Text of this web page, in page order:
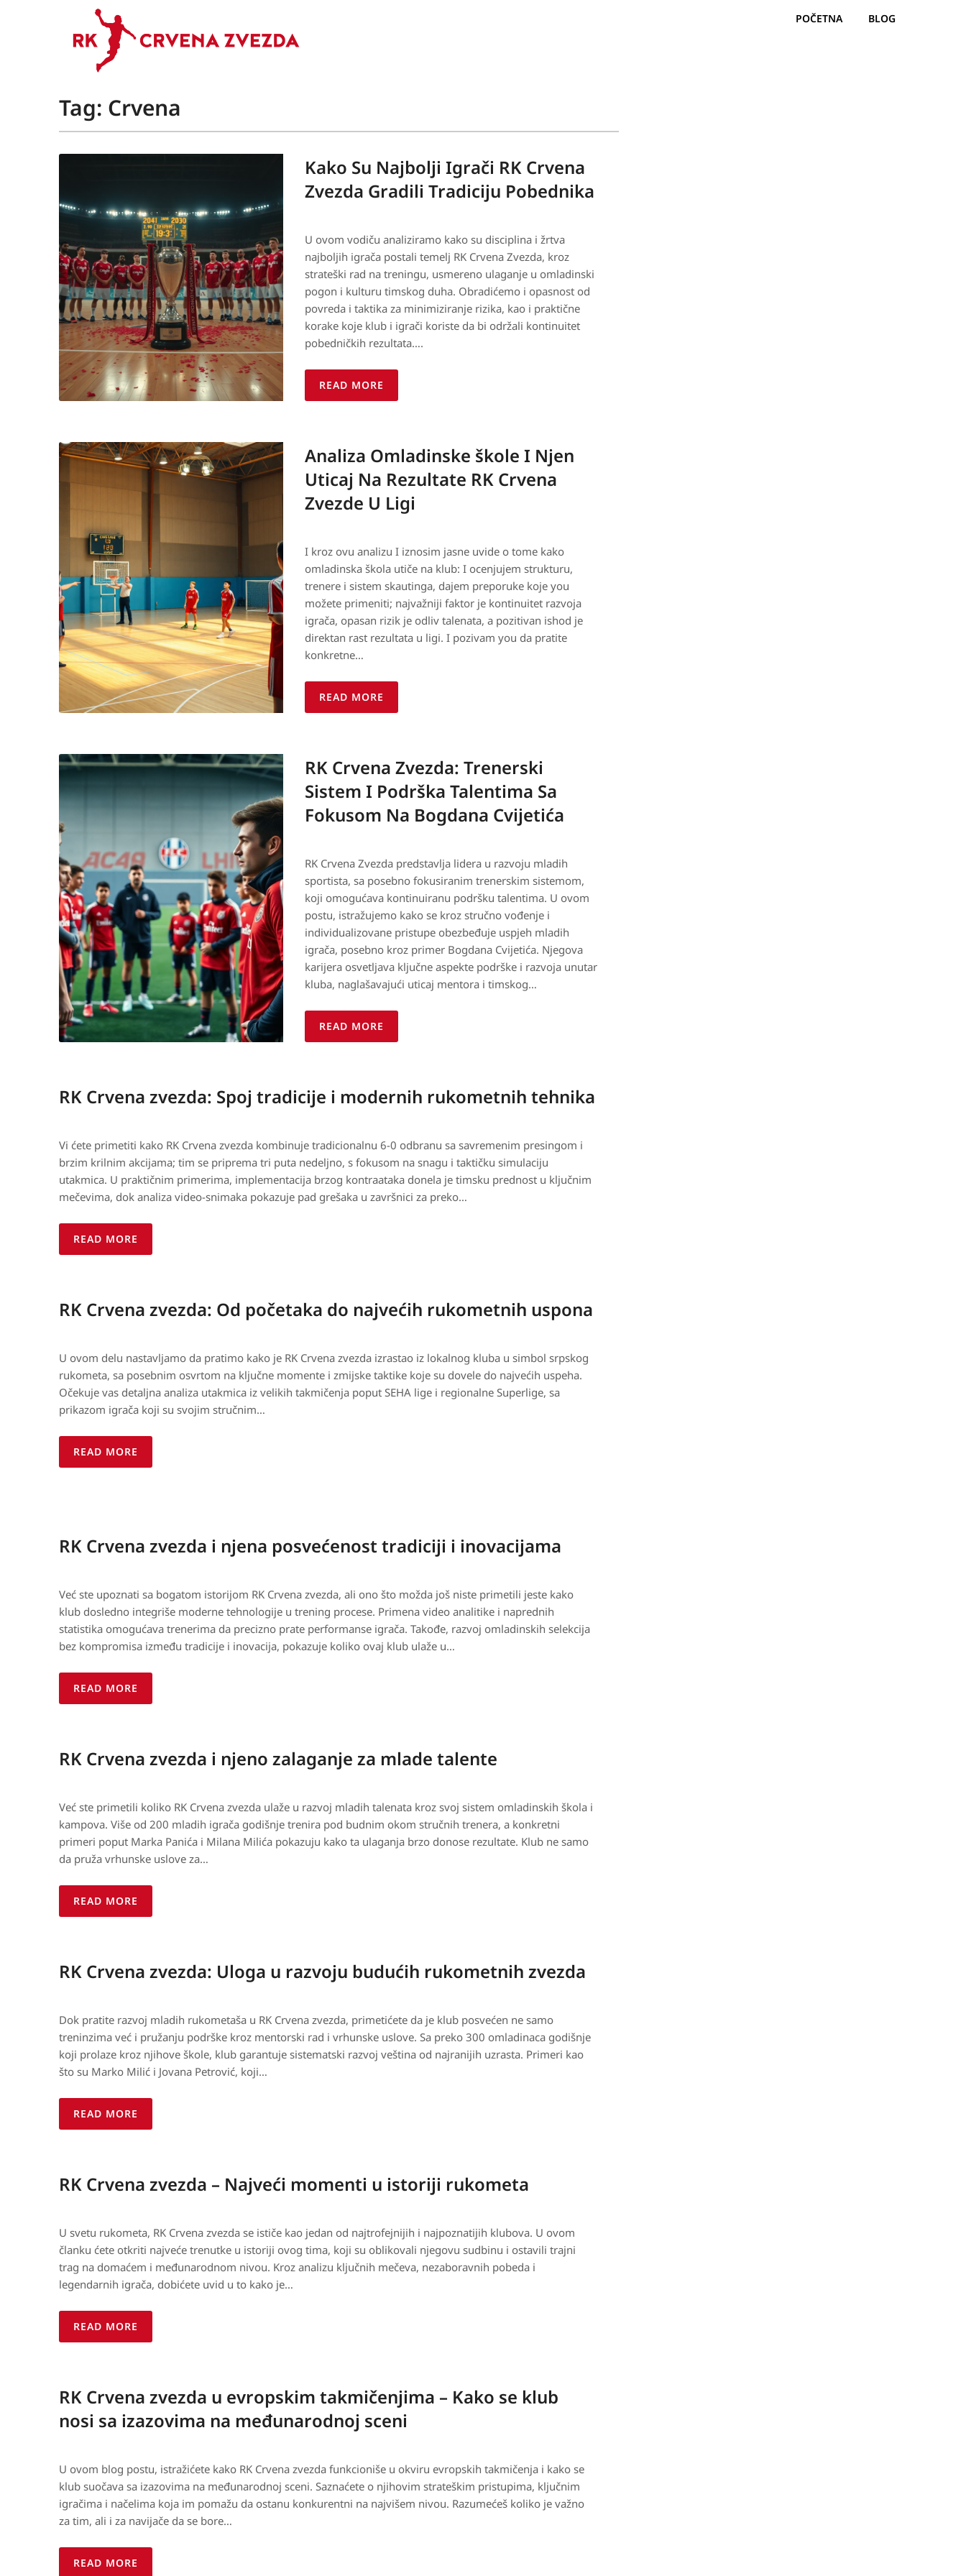
POČETNA BLOG
Tag: Crvena
Kako Su Najbolji Igrači RK Crvena
Zvezda Gradili Tradiciju Pobednika
U ovom vodiču analiziramo kako su disciplina i žrtva
najboljih igrača postali temelj RK Crvena Zvezda, kroz
strateški rad na treningu, usmereno ulaganje u omladinski
pogon i kulturu timskog duha. Obradićemo i opasnost od
povreda i taktika za minimiziranje rizika, kao i praktične
korake koje klub i igrači koriste da bi održali kontinuitet
pobedničkih rezultata….
READ MORE
Analiza Omladinske škole I Njen
Uticaj Na Rezultate RK Crvena
Zvezde U Ligi
I kroz ovu analizu I iznosim jasne uvide o tome kako
omladinska škola utiče na klub: I ocenjujem strukturu,
trenere i sistem skautinga, dajem preporuke koje you
možete primeniti; najvažniji faktor je kontinuitet razvoja
igrača, opasan rizik je odliv talenata, a pozitivan ishod je
direktan rast rezultata u ligi. I pozivam you da pratite
konkretne…
READ MORE
RK Crvena Zvezda: Trenerski
Sistem I Podrška Talentima Sa
Fokusom Na Bogdana Cvijetića
RK Crvena Zvezda predstavlja lidera u razvoju mladih
sportista, sa posebno fokusiranim trenerskim sistemom,
koji omogućava kontinuiranu podršku talentima. U ovom
postu, istražujemo kako se kroz stručno vođenje i
individualizovane pristupe obezbeđuje uspjeh mladih
igrača, posebno kroz primer Bogdana Cvijetića. Njegova
karijera osvetljava ključne aspekte podrške i razvoja unutar
kluba, naglašavajući uticaj mentora i timskog…
READ MORE
RK Crvena zvezda: Spoj tradicije i modernih rukometnih tehnika
Vi ćete primetiti kako RK Crvena zvezda kombinuje tradicionalnu 6-0 odbranu sa savremenim presingom i
brzim krilnim akcijama; tim se priprema tri puta nedeljno, s fokusom na snagu i taktičku simulaciju
utakmica. U praktičnim primerima, implementacija brzog kontraataka donela je timsku prednost u ključnim
mečevima, dok analiza video-snimaka pokazuje pad grešaka u završnici za preko…
READ MORE
RK Crvena zvezda: Od početaka do najvećih rukometnih uspona
U ovom delu nastavljamo da pratimo kako je RK Crvena zvezda izrastao iz lokalnog kluba u simbol srpskog
rukometa, sa posebnim osvrtom na ključne momente i zmijske taktike koje su dovele do najvećih uspeha.
Očekuje vas detaljna analiza utakmica iz velikih takmičenja poput SEHA lige i regionalne Superlige, sa
prikazom igrača koji su svojim stručnim…
READ MORE
RK Crvena zvezda i njena posvećenost tradiciji i inovacijama
Već ste upoznati sa bogatom istorijom RK Crvena zvezda, ali ono što možda još niste primetili jeste kako
klub dosledno integriše moderne tehnologije u trening procese. Primena video analitike i naprednih
statistika omogućava trenerima da precizno prate performanse igrača. Takođe, razvoj omladinskih selekcija
bez kompromisa između tradicije i inovacija, pokazuje koliko ovaj klub ulaže u…
READ MORE
RK Crvena zvezda i njeno zalaganje za mlade talente
Već ste primetili koliko RK Crvena zvezda ulaže u razvoj mladih talenata kroz svoj sistem omladinskih škola i
kampova. Više od 200 mladih igrača godišnje trenira pod budnim okom stručnih trenera, a konkretni
primeri poput Marka Panića i Milana Milića pokazuju kako ta ulaganja brzo donose rezultate. Klub ne samo
da pruža vrhunske uslove za…
READ MORE
RK Crvena zvezda: Uloga u razvoju budućih rukometnih zvezda
Dok pratite razvoj mladih rukometaša u RK Crvena zvezda, primetićete da je klub posvećen ne samo
treninzima već i pružanju podrške kroz mentorski rad i vrhunske uslove. Sa preko 300 omladinaca godišnje
koji prolaze kroz njihove škole, klub garantuje sistematski razvoj veština od najranijih uzrasta. Primeri kao
što su Marko Milić i Jovana Petrović, koji…
READ MORE
RK Crvena zvezda – Najveći momenti u istoriji rukometa
U svetu rukometa, RK Crvena zvezda se ističe kao jedan od najtrofejnijih i najpoznatijih klubova. U ovom
članku ćete otkriti najveće trenutke u istoriji ovog tima, koji su oblikovali njegovu sudbinu i ostavili trajni
trag na domaćem i međunarodnom nivou. Kroz analizu ključnih mečeva, nezaboravnih pobeda i
legendarnih igrača, dobićete uvid u to kako je…
READ MORE
RK Crvena zvezda u evropskim takmičenjima – Kako se klub
nosi sa izazovima na međunarodnoj sceni
U ovom blog postu, istražićete kako RK Crvena zvezda funkcioniše u okviru evropskih takmičenja i kako se
klub suočava sa izazovima na međunarodnoj sceni. Saznaćete o njihovim strateškim pristupima, ključnim
igračima i načelima koja im pomažu da ostanu konkurentni na najvišem nivou. Razumećeš koliko je važno
za tim, ali i za navijače da se bore…
READ MORE